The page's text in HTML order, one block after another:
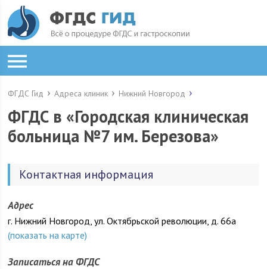
ФГДС Гид Адреса клиник Нижний Новгород
ФГДС в «Городская клиническая
больница №7 им. Березова»
Контактная информация
Адрес
г. Нижний Новгород, ул. Октябрьской революции, д. 66а
(показать на карте)
Записаться на ФГДС